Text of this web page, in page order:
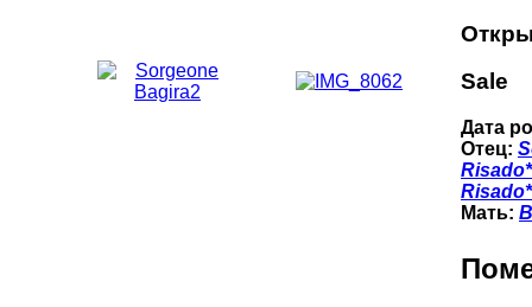
Sale
Дата
Отец:
Мать: